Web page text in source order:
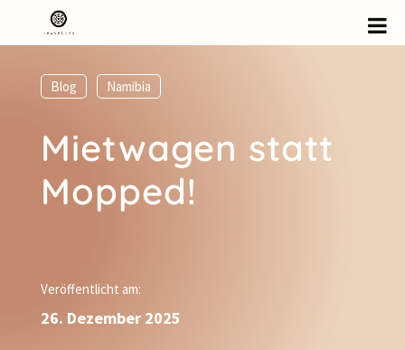
Blog Namibia
Mietwagen statt
Mopped!
Veröffentlicht am:
26. Dezember 2025